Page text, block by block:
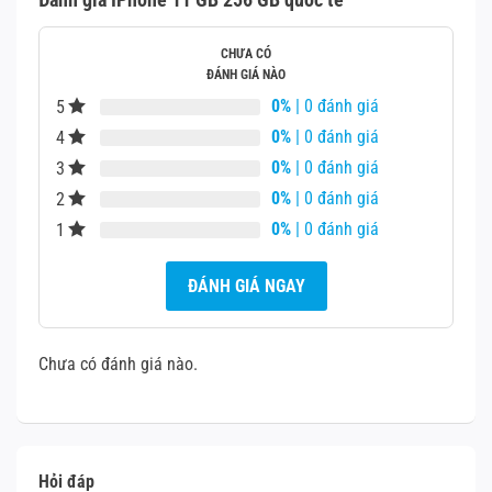
Tốc độ sạc nhanh.
Hình ảnh chân thực và sắc nét.
Hiệu năng ổn định và mạnh mẽ.
Bộ camera kép và chế độ chụp Night Mode
hiện đại.
Chưa có USB Type
C.
Không hỗ trợ kết
nối 5G.
Ưu điểm
CHƯA CÓ
ĐÁNH GIÁ NÀO
5 0% | 0 đánh giá
4
0% | 0 đánh giá
3
0% | 0 đánh giá
2
0% | 0 đánh giá
1
0% | 0 đánh giá
ĐÁNH GIÁ NGAY
Chưa có đánh giá nào.
Hỏi đáp